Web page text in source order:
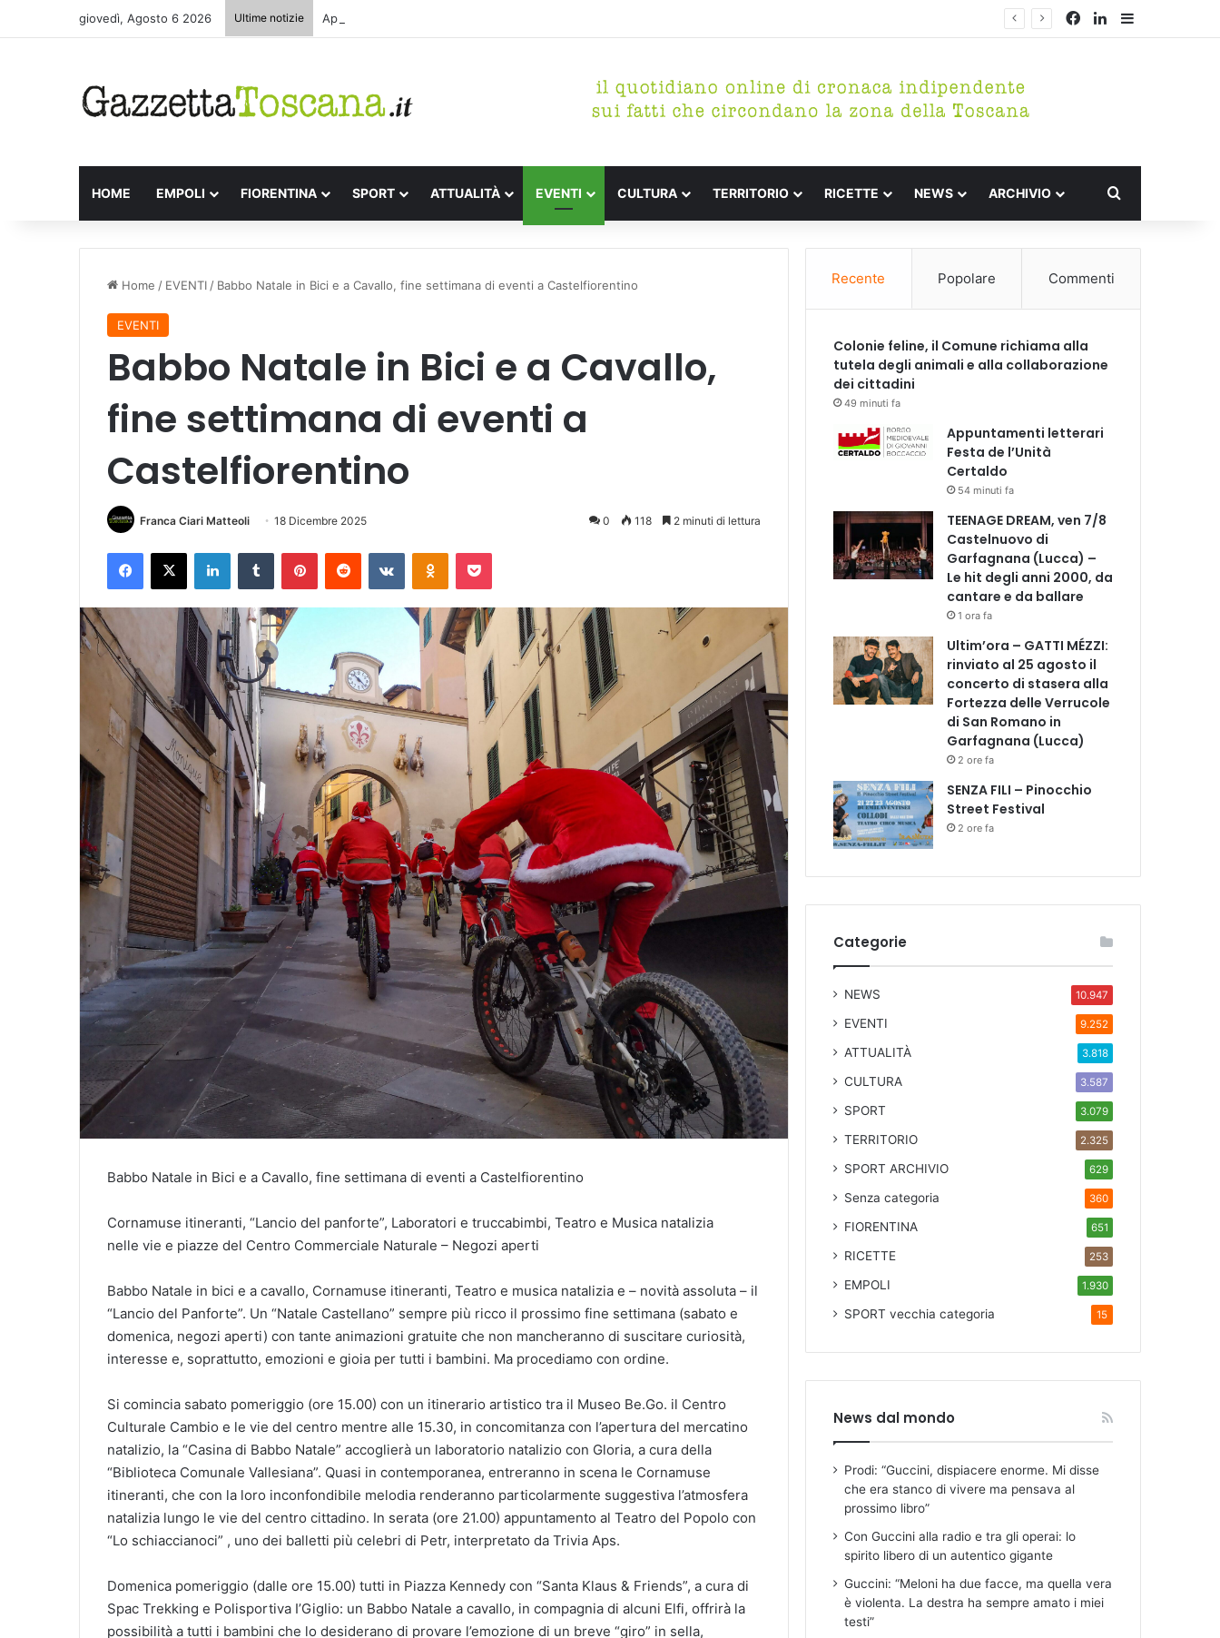
giovedì, Agosto 6 2026 Ultime notizie Appuntamenti letterari Festa de l’Unità Certaldo Facebook
LinkedIn
HOME EMPOLI FIORENTINA SPORT ATTUALITÀ EVENTI CULTURA TERRITORIO RICETTE NEWS ARCHIVIO
Home / EVENTI / Babbo Natale in Bici e a Cavallo, fine settimana di eventi a Castelfiorentino
EVENTI
Babbo Natale in Bici e a Cavallo,
fine settimana di eventi a
Castelfiorentino
Franca Ciari Matteoli 18 Dicembre 2025 0 118 2 minuti di lettura
Babbo Natale in Bici e a Cavallo, fine settimana di eventi a Castelfiorentino
Cornamuse itineranti, “Lancio del panforte”, Laboratori e truccabimbi, Teatro e Musica natalizia
nelle vie e piazze del Centro Commerciale Naturale – Negozi aperti
Babbo Natale in bici e a cavallo, Cornamuse itineranti, Teatro e musica natalizia e – novità assoluta – il
“Lancio del Panforte”. Un “Natale Castellano” sempre più ricco il prossimo fine settimana (sabato e
domenica, negozi aperti) con tante animazioni gratuite che non mancheranno di suscitare curiosità,
interesse e, soprattutto, emozioni e gioia per tutti i bambini. Ma procediamo con ordine.
Si comincia sabato pomeriggio (ore 15.00) con un itinerario artistico tra il Museo Be.Go. il Centro
Culturale Cambio e le vie del centro mentre alle 15.30, in concomitanza con l’apertura del mercatino
natalizio, la “Casina di Babbo Natale” accoglierà un laboratorio natalizio con Gloria, a cura della
“Biblioteca Comunale Vallesiana”. Quasi in contemporanea, entreranno in scena le Cornamuse
itineranti, che con la loro inconfondibile melodia renderanno particolarmente suggestiva l’atmosfera
natalizia lungo le vie del centro cittadino. In serata (ore 21.00) appuntamento al Teatro del Popolo con
“Lo schiaccianoci” , uno dei balletti più celebri di Petr, interpretato da Trivia Aps.
Domenica pomeriggio (dalle ore 15.00) tutti in Piazza Kennedy con “Santa Klaus & Friends”, a cura di
Spac Trekking e Polisportiva I’Giglio: un Babbo Natale a cavallo, in compagnia di alcuni Elfi, offrirà la
possibilità a tutti i bambini che lo desiderano di provare l’emozione di un breve “giro” in sella,
Recente Popolare Commenti
Colonie feline, il Comune richiama alla
tutela degli animali e alla collaborazione
dei cittadini
49 minuti fa
Appuntamenti letterari
Festa de l’Unità
Certaldo
54 minuti fa
TEENAGE DREAM, ven 7/8
Castelnuovo di
Garfagnana (Lucca) –
Le hit degli anni 2000, da
cantare e da ballare
1 ora fa
Ultim’ora – GATTI MÉZZI:
rinviato al 25 agosto il
concerto di stasera alla
Fortezza delle Verrucole
di San Romano in
Garfagnana (Lucca)
2 ore fa
SENZA FILI – Pinocchio
Street Festival
2 ore fa
Categorie
NEWS 10.947
EVENTI 9.252
ATTUALITÀ 3.818
CULTURA 3.587
SPORT 3.079
TERRITORIO 2.325
SPORT ARCHIVIO 629
Senza categoria 360
FIORENTINA 651
RICETTE 253
EMPOLI 1.930
SPORTvecchia categoria 15
News dal mondo
Prodi: “Guccini, dispiacere enorme. Mi disse
che era stanco di vivere ma pensava al
prossimo libro”
Con Guccini alla radio e tra gli operai: lo
spirito libero di un autentico gigante
Guccini: “Meloni ha due facce, ma quella vera
è violenta. La destra ha sempre amato i miei
testi”